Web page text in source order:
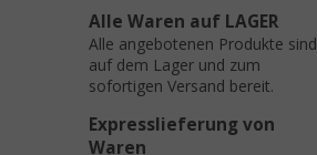
Alle Waren auf LAGER
Alle angebotenen Produkte sind
auf dem Lager und zum
sofortigen Versand bereit.
Expresslieferung von
Waren